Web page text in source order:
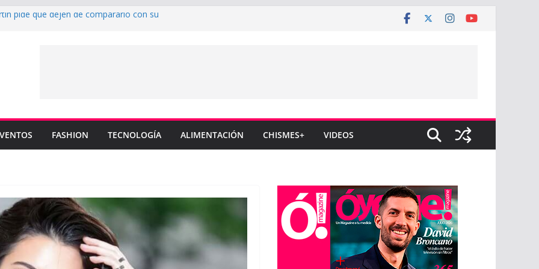
pide que dejen de compararlo con su
de la NBA
nuevo sencillo “MI BB” junto a Omar
canciones clave de su catálogo en
FASHION TECNOLOGÍA ALIMENTACIÓN CHISMES+ VIDEOS